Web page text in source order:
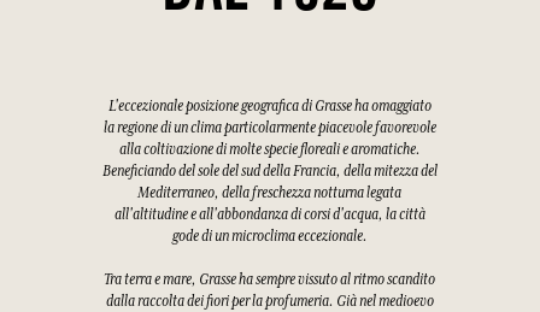
L'eccezionale posizione geografica di Grasse ha omaggiato
la regione di un clima particolarmente piacevole favorevole
alla coltivazione di molte specie floreali e aromatiche.
Beneficiando del sole del sud della Francia, della mitezza del
Mediterraneo, della freschezza notturna legata
all'altitudine e all'abbondanza di corsi d'acqua, la città
gode di un microclima eccezionale.
Tra terra e mare, Grasse ha sempre vissuto al ritmo scandito
dalla raccolta dei fiori per la profumeria. Già nel medioevo